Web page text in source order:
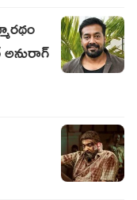
అనురాగ్